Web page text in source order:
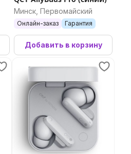
Минск, Первомайский
Онлайн-заказ Гарантия
Добавить в корзину